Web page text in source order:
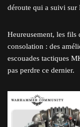
déroute qui a suivi sur
Heureusement, les fils
consolation : des
escouades tactiques
pas perdre ce dernier.